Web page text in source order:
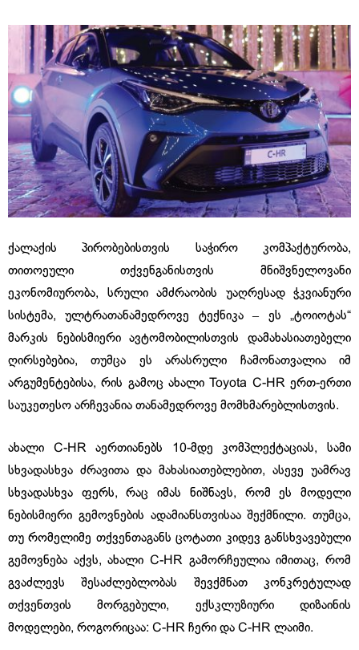
ქალაქის პირობებისთვის საჭირო კომპაქტურობა,
თითოეული თქვენგანისთვის მნიშვნელოვანი
ეკონომიურობა, სრული ამძრაობის უაღრესად ჭკვიანური
სისტემა, ულტრათანამედროვე ტექნიკა ‒ ეს „ტოიოტას“
მარკის ნებისმიერი ავტომობილისთვის დამახასიათებელი
ღირსებებია, თუმცა ეს არასრული ჩამონათვალია იმ
არგუმენტებისა, რის გამოც ახალი Toyota C-HR ერთ-ერთი
საუკეთესო არჩევანია თანამედროვე მომხმარებლისთვის.
ახალი C-HR აერთიანებს 10-მდე კომპლექტაციას, სამი
სხვადასხვა ძრავითა და მახასიათებლებით, ასევე უამრავ
სხვადასხვა ფერს, რაც იმას ნიშნავს, რომ ეს მოდელი
ნებისმიერი გემოვნების ადამიანსთვისაა შექმნილი. თუმცა,
თუ რომელიმე თქვენთაგანს ცოტათი კიდევ განსხვავებული
გემოვნება აქვს, ახალი C-HR გამორჩეულია იმითაც, რომ
გვაძლევს შესაძლებლობას შევქმნათ კონკრეტულად
თქვენთვის მორგებული, ექსკლუზიური დიზაინის
მოდელები, როგორიცაა: C-HR ჩერი და C-HR ლაიმი.